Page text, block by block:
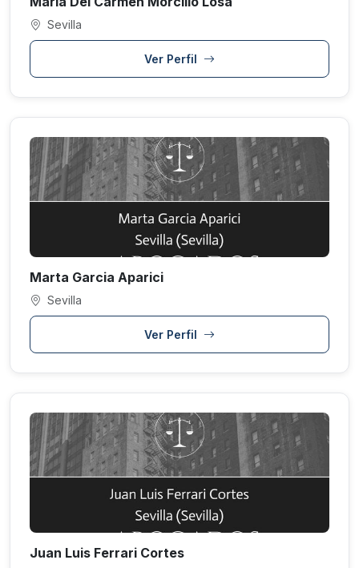
Sevilla
Ver Perfil
Marta Garcia Aparici
Sevilla
Ver Perfil
Juan Luis Ferrari Cortes